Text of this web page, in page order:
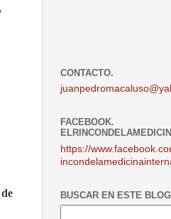
CONTACTO.
FACEBOOK.
https://
BUSCAR EN ESTE BLOG